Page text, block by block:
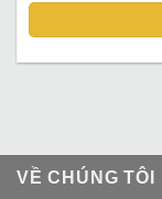
VỀ CHÚNG TÔI